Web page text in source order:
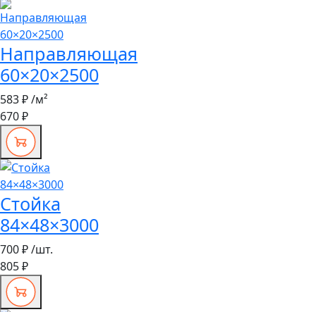
Направляющая
60×20×2500
583 ₽/м²
670 ₽
Стойка
84×48×3000
700 ₽/шт.
805 ₽